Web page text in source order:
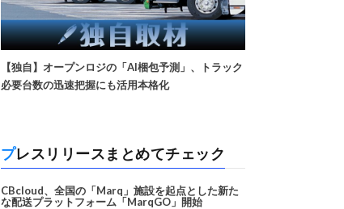
【独自】オープンロジの「AI梱包予測」、トラック
必要台数の迅速把握にも活用本格化
プレスリリースまとめてチェック
CBcloud、全国の「Marq」施設を起点とした新た
な配送プラットフォーム「MarqGO」開始